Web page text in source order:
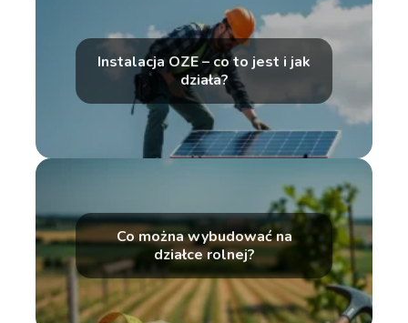
Instalacja OZE – co to jest i jak
działa?
Co można wybudować na
działce rolnej?